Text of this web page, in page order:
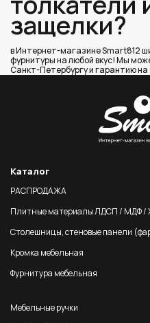
защелки?
в Интернет-магазине Smart812
фурнитуры на любой вкус! Мы
Санкт-Петербургу и гарантию
Каталог
РАСПРОДАЖА
Плитные материалы ЛДСП / МДФ /
Столешницы, стеновые панели
Кромка мебельная
Фурнитура мебельная
Мебельные ручки